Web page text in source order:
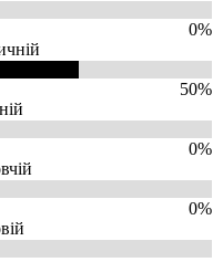
0%
50%
0%
0%